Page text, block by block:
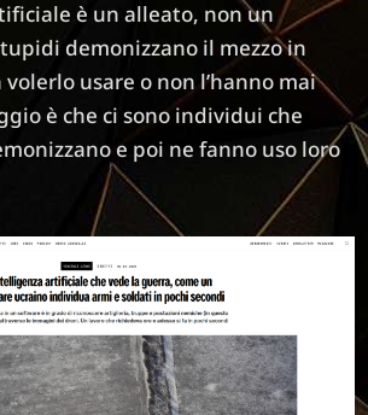
è un alleato, non un
demonizzano il mezzo in
usare o non l’hanno mai
è che ci sono individui che
e poi ne fanno uso loro